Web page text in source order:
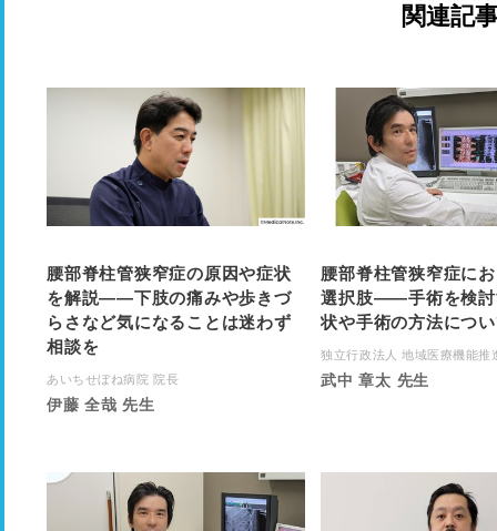
関連記
腰部脊柱管狭窄症の原因や症状
を解説――下肢の痛みや歩きづ
らさなど気になることは迷わず
相談を
あいちせぼね病院 院長
伊藤 全哉 先生
腰部脊柱管狭窄症に
選択肢――手術を検討
状や手術の方法につ
独立行政法人 地域医療機能推
武中 章太 先生